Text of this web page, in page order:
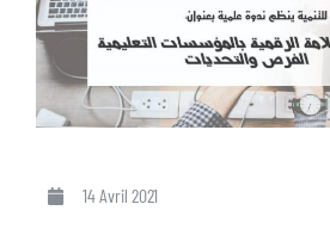
14 Avril 2021